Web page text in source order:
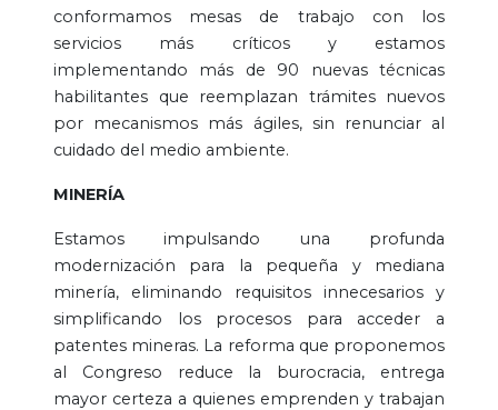
conformamos mesas de trabajo con los
servicios más críticos y estamos
implementando más de 90 nuevas técnicas
habilitantes que reemplazan trámites nuevos
por mecanismos más ágiles, sin renunciar al
cuidado del medio ambiente.
MINERÍA
Estamos impulsando una profunda
modernización para la pequeña y mediana
minería, eliminando requisitos innecesarios y
simplificando los procesos para acceder a
patentes mineras. La reforma que proponemos
al Congreso reduce la burocracia, entrega
mayor certeza a quienes emprenden y trabajan